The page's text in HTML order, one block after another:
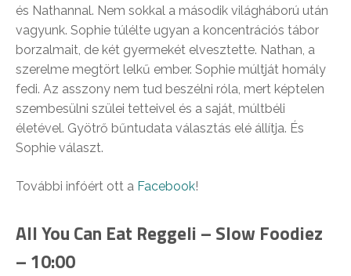
és Nathannal. Nem sokkal a második világháború után
vagyunk. Sophie túlélte ugyan a koncentrációs tábor
borzalmait, de két gyermekét elvesztette. Nathan, a
szerelme megtört lelkű ember. Sophie múltját homály
fedi. Az asszony nem tud beszélni róla, mert képtelen
szembesülni szülei tetteivel és a saját, múltbéli
életével. Gyötrő bűntudata választás elé állítja. És
Sophie választ.
További infóért ott a Facebook!
All You Can Eat Reggeli – Slow Foodiez
– 10:00